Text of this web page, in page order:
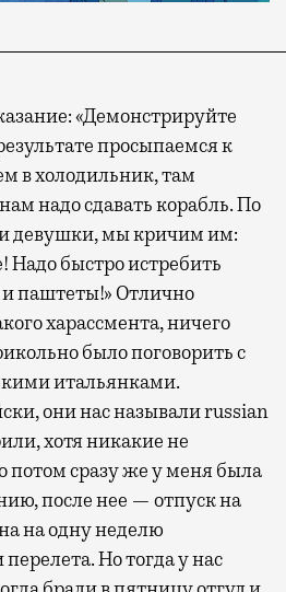
«Демонстрируйте
просыпаемся к
в холодильник, там
надо сдавать корабль. По
девушки, мы кричим им:
Надо быстро истребить
паштеты!» Отлично
харассмента, ничего
было поговорить с
итальянками.
они нас называли russian
хотя никакие не
потом сразу же у меня была
после нее — отпуск на
на одну неделю
Но тогда у нас